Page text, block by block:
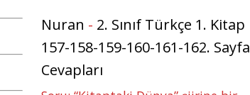
Nuran - 2. Sınıf Türkçe 1. Kitap
157-158-159-160-161-162. Sayfa
Cevapları